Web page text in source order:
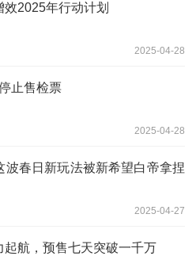
2025年行动计划
2025-04-28
止售检票
2025-04-28
波春日新玩法被新希望白帝拿捏
2025-04-27
航，预售七天突破一千万